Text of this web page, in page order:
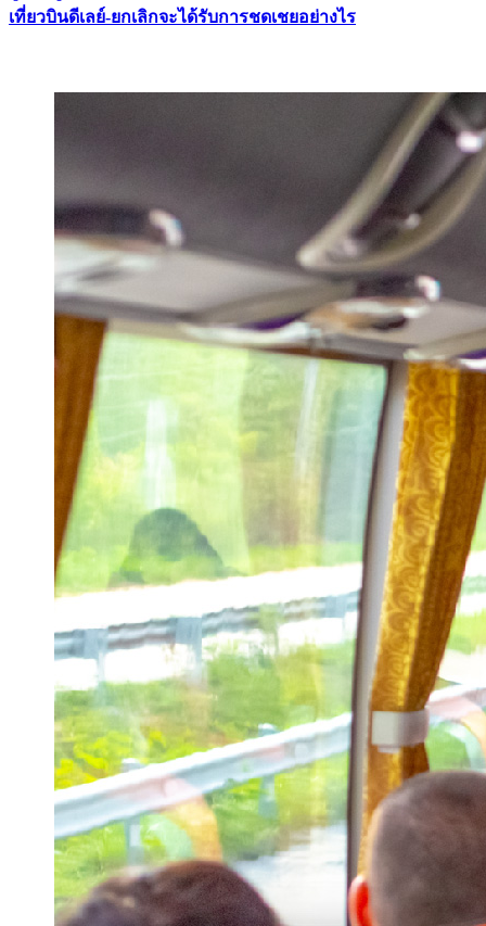
เที่ยวบินดีเลย์-ยกเลิกจะได้รับการชดเชยอย่างไร